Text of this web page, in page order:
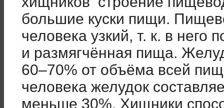
большие куски пищи.
человека узкий, т. к. в него
и размягчённая пища.
60–70% от объёма всей
человека желудок
меньше 30%. Хищники